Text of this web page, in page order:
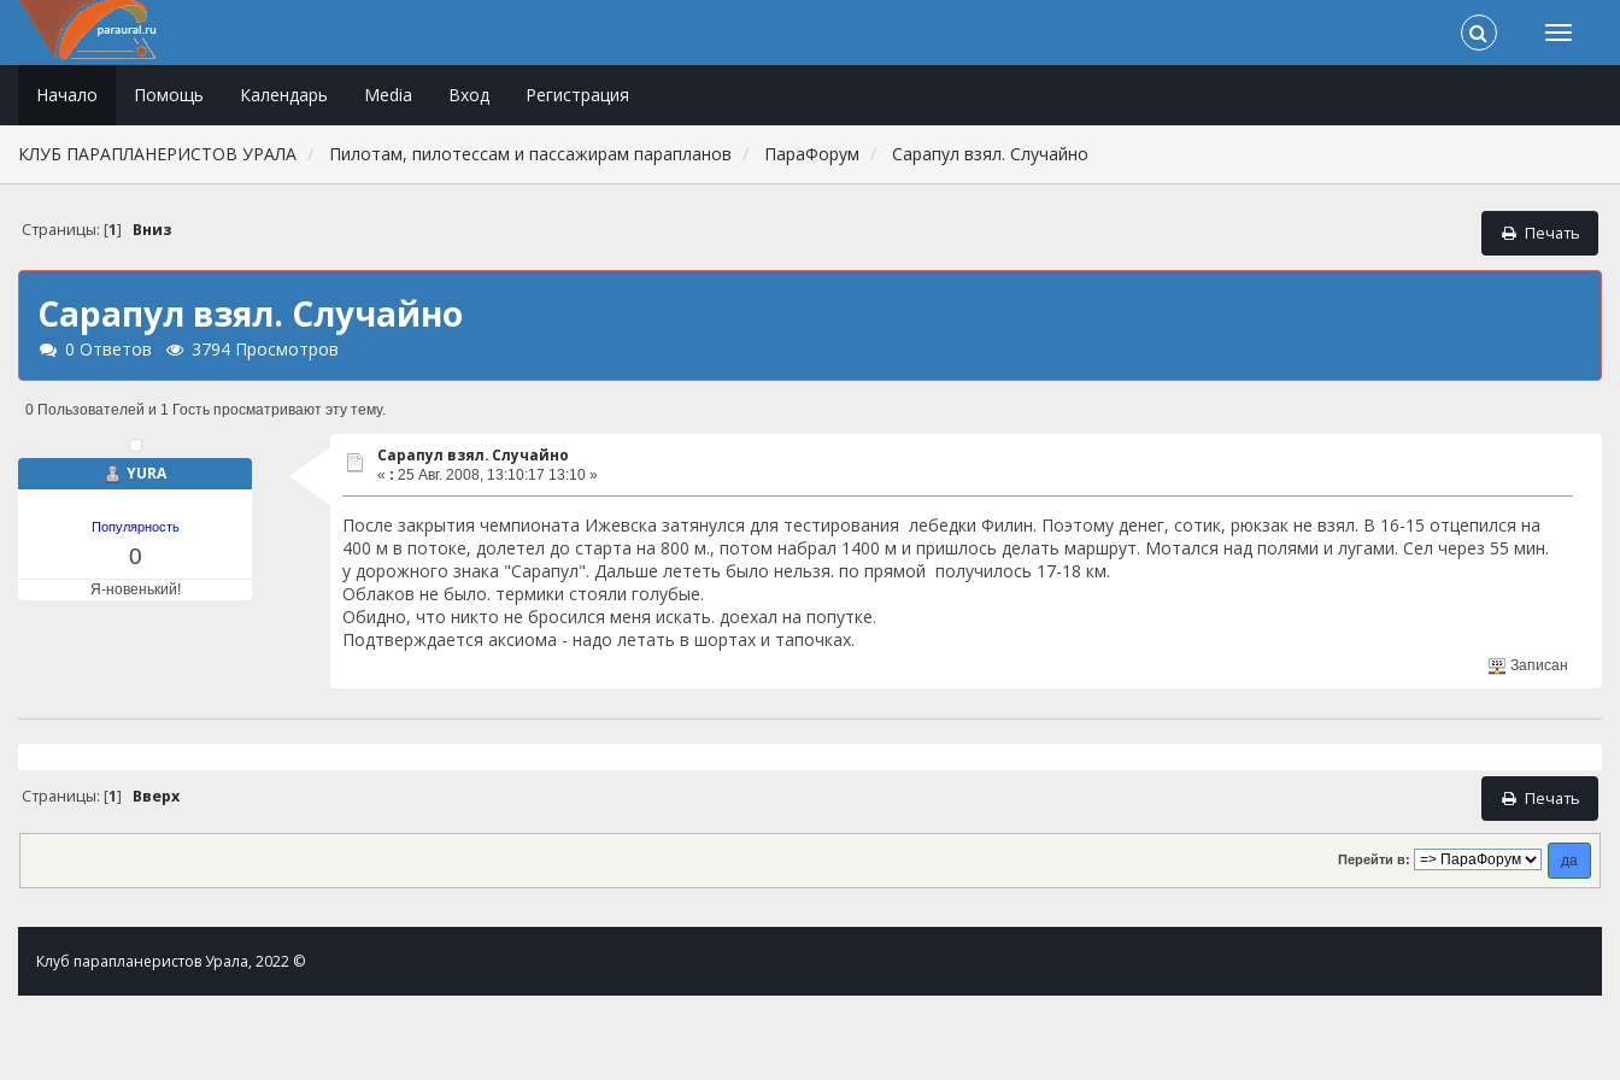
Начало Помощь Календарь Media Вход Регистрация
КЛУБ ПАРАПЛАНЕРИСТОВ УРАЛА Пилотам, пилотессам и пассажирам парапланов ПараФорум Сарапул взял. Случайно
Печать
Страницы: [1] Вниз
Сарапул взял. Случайно
0 Ответов 3794 Просмотров
0 Пользователей и 1 Гость просматривают эту тему.
YURA
Популярность
0
Я-новенький!
Сарапул взял. Случайно
« : 25 Авг. 2008, 13:10:17 13:10 »
После закрытия чемпионата Ижевска затянулся для тестирования лебедки Филин. Поэтому денег, сотик, рюкзак не взял. В 16-15 отцепился на
400 м в потоке, долетел до старта на 800 м., потом набрал 1400 м и пришлось делать маршрут. Мотался над полями и лугами. Сел через 55 мин.
у дорожного знака "Сарапул". Дальше лететь было нельзя. по прямой получилось 17-18 км.
Облаков не было. термики стояли голубые.
Обидно, что никто не бросился меня искать. доехал на попутке.
Подтверждается аксиома - надо летать в шортах и тапочках.
Записан
Печать
Страницы: [1] Вверх
Перейти в:
Клуб парапланеристов Урала, 2022 ©